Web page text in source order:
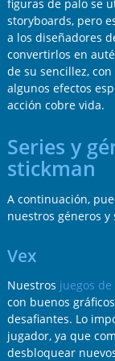
figuras de palo se
storyboards, pero
a los diseñadores
convertirlos en
de su sencillez,
algunos efectos
acción cobre vida.
Series y
stickman
A continuación,
nuestros géneros
Vex
Nuestros juegos de
con buenos
desafiantes. Lo
jugador, ya que
desbloquear